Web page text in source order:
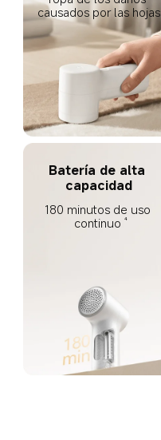
causados por las hojas
Batería de alta
capacidad
180 minutos de uso
continuo
4